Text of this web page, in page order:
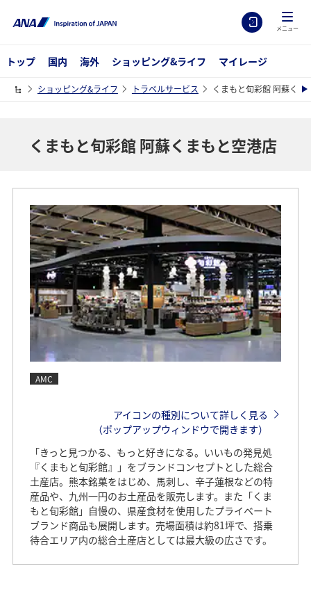
メニュー
トップ 国内 海外 ショッピング&ライフ マイレージ
ショッピング&ライフ トラベルサービス くまもと旬彩館 阿蘇くま
くまもと旬彩館 阿蘇くまもと空港店
AMC
アイコンの種別について詳しく見る
（ポップアップウィンドウで開きます）
「きっと見つかる、もっと好きになる。いいもの発見処
『くまもと旬彩館』」をブランドコンセプトとした総合
土産店。熊本銘菓をはじめ、馬刺し、辛子蓮根などの特
産品や、九州一円のお土産品を販売します。また「くま
もと旬彩館」自慢の、県産食材を使用したプライベート
ブランド商品も展開します。売場面積は約81坪で、搭乗
待合エリア内の総合土産店としては最大級の広さです。